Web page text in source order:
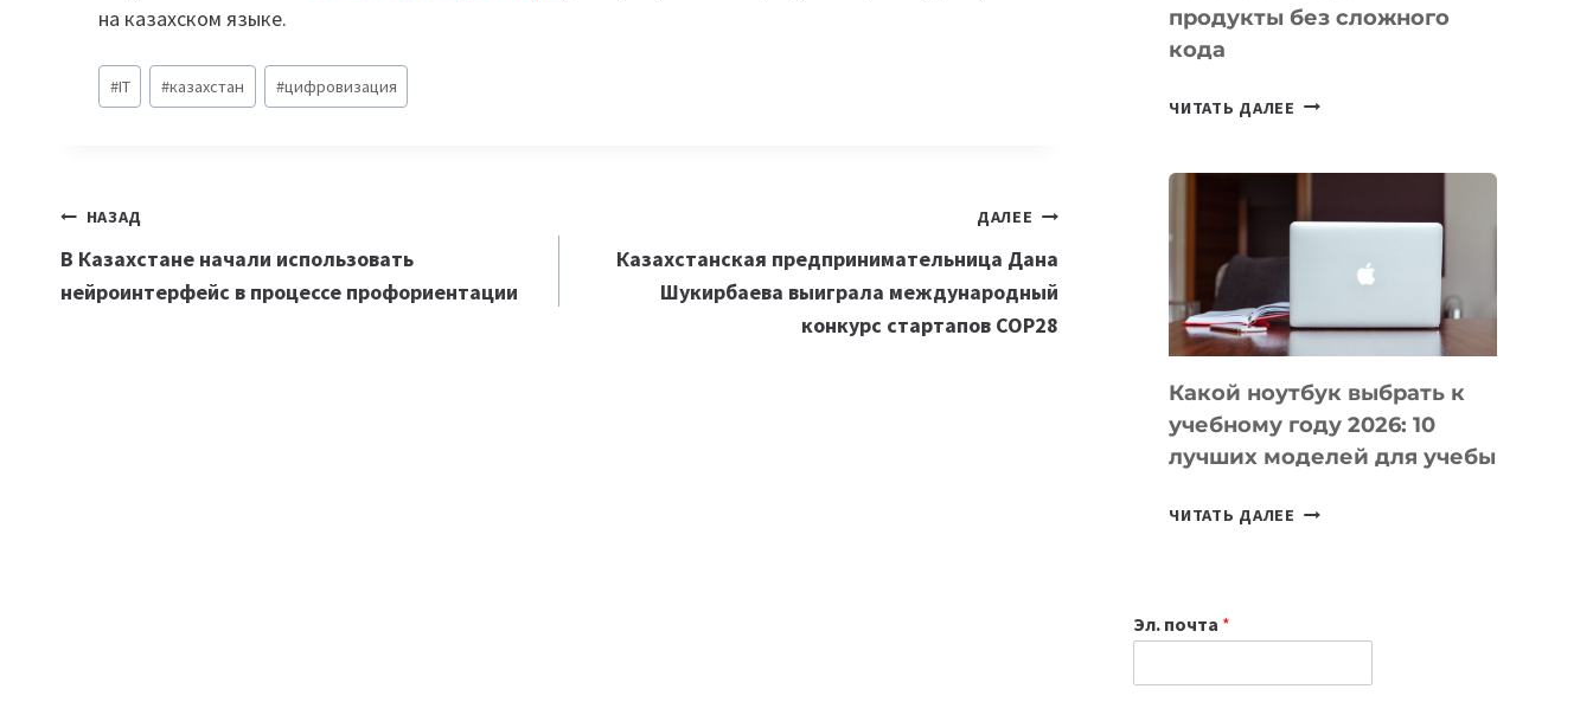
на казахском языке.
Метки
записи:
#IT #казахстан #цифровизация
Навигация
по
НАЗАД
В Казахстане начали использовать
нейроинтерфейс в процессе профориентации
ДАЛЕЕ
Казахстанская предпринимательница Дана
Шукирбаева выиграла международный
конкурс стартапов COP28
продукты без сложного
кода
ЧИТАТЬ ДАЛЕЕ
КОТОРЫЕ
СОЗДАВАТЬ
БЕЗ
КОДА
Какой ноутбук выбрать к
учебному году 2026: 10
лучших моделей для учебы
ЧИТАТЬ ДАЛЕЕ КАКОЙ
2026:
Эл. почта *